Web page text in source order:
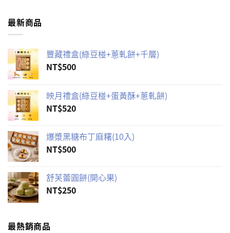
最新商品
豐藏禮盒(綠豆椪+蔥軋餅+千層)
NT$500
映月禮盒(綠豆椪+蛋黃酥+蔥軋餅)
NT$520
爆漿黑糖布丁麻糬(10入)
NT$500
舒芙蕾圓餅(開心果)
NT$250
最熱銷商品